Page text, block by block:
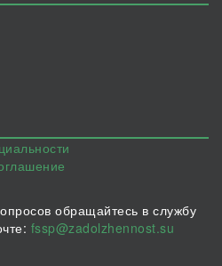
обращайтесь в службу
fssp@zadolzhennost.su